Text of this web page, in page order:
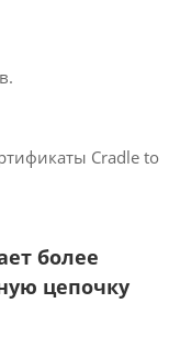
Cradle to
более
цепочку